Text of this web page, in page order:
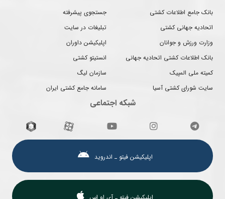
بانک جامع اطلاعات کشتی
اتحادیه جهانی کشتی
وزارت ورزش و جوانان
بانک اطلاعات کشتی اتحادیه جهانی
کمیته ملی المپیک
سایت شورای کشتی آسیا
جستجوی پیشرفته
تبلیغات در سایت
اپلیکیشن داوران
انستیتو کشتی
سازمان لیگ
سامانه جامع کشتی ایران
شبکه اجتماعی
اپلیکیشن فیتو ـ اندروید